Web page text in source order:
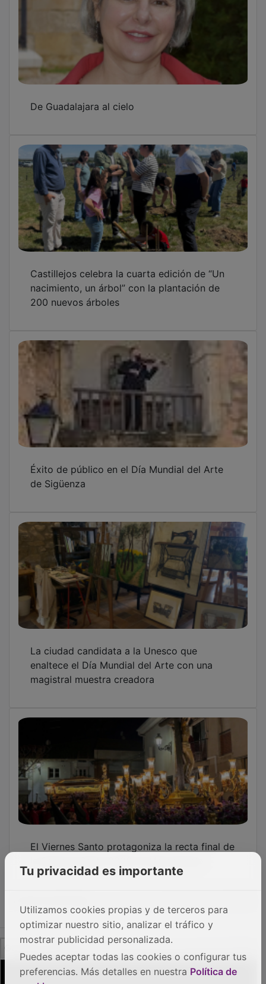
nacimiento, un árbol” con la plantación de
200 nuevos árboles
Éxito de público en el Día Mundial del Arte
de Sigüenza
enaltece el Día Mundial del Arte con una
magistral muestra creadora
la Semana Santa 2026 en Marchamalo
GUADA TV MEDIA
Tu privacidad es importante
Utilizamos cookies propias y de terceros para
optimizar nuestro sitio, analizar el tráfico y
mostrar publicidad personalizada.
Puedes aceptar todas las cookies o configurar tus
preferencias. Más detalles en nuestra Política de